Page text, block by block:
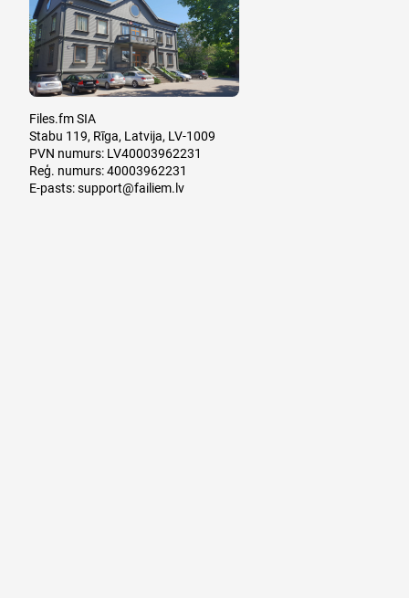
Files.fm SIA
Stabu 119, Rīga, Latvija, LV-1009
PVN numurs: LV40003962231
Reģ. numurs: 40003962231
E-pasts:support@failiem.lv